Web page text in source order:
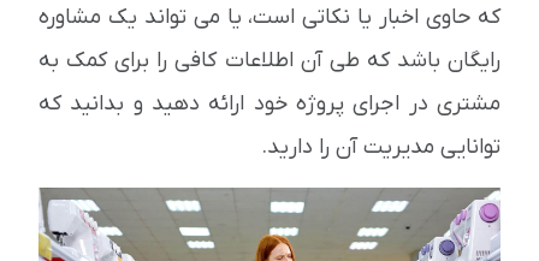
که حاوی اخبار یا نکاتی است، یا می تواند یک مشاوره
رایگان باشد که طی آن اطلاعات کافی را برای کمک به
مشتری در اجرای پروژه خود ارائه دهید و بدانید که
توانایی مدیریت آن را دارید.